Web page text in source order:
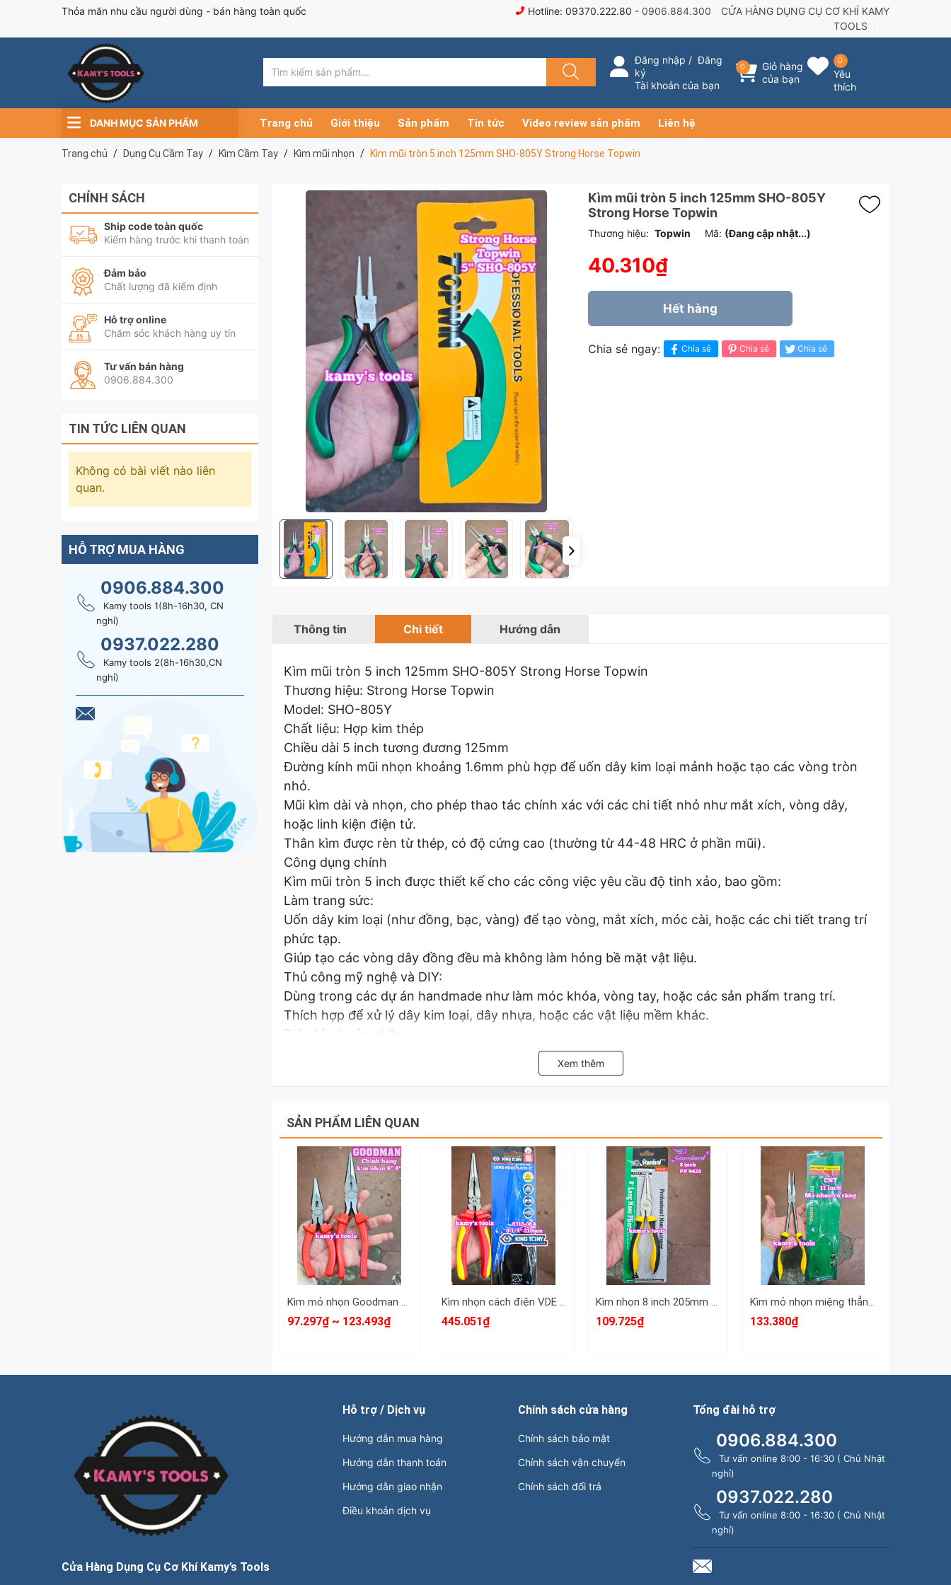
Thỏa mãn nhu cầu người dùng - bán hàng toàn quốc Hotline: 09370.222.80 - 0906.884.300
CỬA HÀNG DỤNG CỤ CƠ KHÍ KAMY
TOOLS
Đăng nhập /Đăng
ký
Tài khoản của bạn
0
Giỏ hàng
của bạn
0
Yêu
thích
DANH MỤC SẢN PHẨM Trang chủ Giới thiệu Sản phẩm Tin tức Video review sản phẩm Liên hệ
Trang chủ Dụng Cụ Cầm Tay Kìm Cầm Tay Kìm mũi nhọn Kìm mũi tròn 5 inch 125mm SHO-805Y Strong Horse Topwin
Kìm mũi tròn 5 inch 125mm SHO-805Y
Strong Horse Topwin
Thương hiệu: Topwin Mã: (Đang cập nhật...)
40.310₫
Hết hàng
Chia sẻ ngay: Chia sẻ Chia sẻ Chia sẻ
Thông tin Chi tiết Hướng dẫn
Kìm mũi tròn 5 inch 125mm SHO-805Y Strong Horse Topwin
Thương hiệu: Strong Horse Topwin
Model: SHO-805Y
Chất liệu: Hợp kim thép
Chiều dài 5 inch tương đương 125mm
Đường kính mũi nhọn khoảng 1.6mm phù hợp để uốn dây kim loại mảnh hoặc tạo các vòng tròn
nhỏ.
Mũi kìm dài và nhọn, cho phép thao tác chính xác với các chi tiết nhỏ như mắt xích, vòng dây,
hoặc linh kiện điện tử.
Thân kìm được rèn từ thép, có độ cứng cao (thường từ 44-48 HRC ở phần mũi).
Công dụng chính
Kìm mũi tròn 5 inch được thiết kế cho các công việc yêu cầu độ tinh xảo, bao gồm:
Làm trang sức:
Uốn dây kim loại (như đồng, bạc, vàng) để tạo vòng, mắt xích, móc cài, hoặc các chi tiết trang trí
phức tạp.
Giúp tạo các vòng dây đồng đều mà không làm hỏng bề mặt vật liệu.
Thủ công mỹ nghệ và DIY:
Dùng trong các dự án handmade như làm móc khóa, vòng tay, hoặc các sản phẩm trang trí.
Thích hợp để xử lý dây kim loại, dây nhựa, hoặc các vật liệu mềm khác.
Điện tử và sửa chữa:
Kẹp, giữ, hoặc uốn các linh kiện điện tử nhỏ như dây điện, chân linh kiện, hoặc đầu nối.
Thích hợp cho các công việc trong không gian hẹp, ví dụ sửa chữa bo mạch.
Xem thêm
SẢN PHẨM LIÊN QUAN
Kìm mỏ nhọn Goodman 6 inch 8 inch chính hãng 95-106 95-108
97.297₫ ~ 123.493₫
Kìm nhọn cách điện VDE 1000V 8-1/4 inch 210mm Kingtony 6318-08A
445.051₫
Kìm nhọn 8 inch 205mm Standard P#9420
109.725₫
Kìm mỏ nhọn miệng thẳng có răng CNT dài 11 inch 290mm CNT-LNNT11
133.380₫
CHÍNH SÁCH
Ship code toàn quốc
Kiểm hàng trước khi thanh toán
Đảm bảo
Chất lượng đã kiểm định
Hỗ trợ online
Chăm sóc khách hàng uy tín
Tư vấn bán hàng
0906.884.300
TIN TỨC LIÊN QUAN
Không có bài viết nào liên
quan.
HỖ TRỢ MUA HÀNG
0906.884.300
Kamy tools 1(8h-16h30, CN
nghỉ)
0937.022.280
Kamy tools 2(8h-16h30,CN
nghỉ)
Cửa Hàng Dụng Cụ Cơ Khí Kamy’s Tools
Hỗ trợ / Dịch vụ
Hướng dẫn mua hàng
Hướng dẫn thanh toán
Hướng dẫn giao nhận
Điều khoản dịch vụ
Chính sách cửa hàng
Chính sách bảo mật
Chính sách vận chuyển
Chính sách đổi trả
Tổng đài hỗ trợ
0906.884.300
Tư vấn online 8:00 - 16:30 ( Chủ Nhật
nghỉ)
0937.022.280
Tư vấn online 8:00 - 16:30 ( Chủ Nhật
nghỉ)